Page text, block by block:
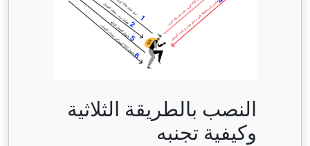
النصب بالطريقة الثلاثية
وكيفية تجنبه